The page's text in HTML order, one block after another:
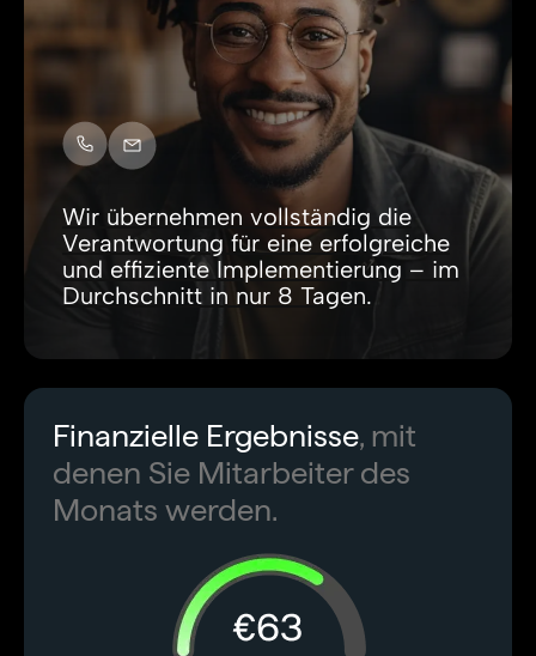
Wir übernehmen vollständig die
Verantwortung für eine erfolgreiche
und effiziente Implementierung – im
Durchschnitt in nur 8 Tagen.
Finanzielle Ergebnisse, mit
denen Sie Mitarbeiter des
Monats werden.